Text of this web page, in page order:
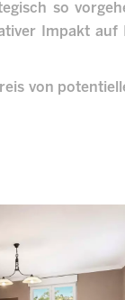
so
Impakt
von